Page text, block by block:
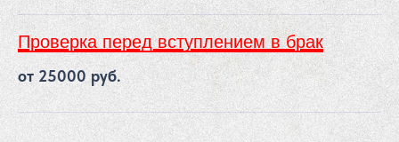
Проверка перед вступлением в брак
от 25000 руб.